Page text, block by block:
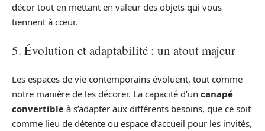
décor tout en mettant en valeur des objets qui vous
tiennent à cœur.
5. Évolution et adaptabilité : un atout majeur
Les espaces de vie contemporains évoluent, tout comme
notre manière de les décorer. La capacité d’un canapé
convertible à s’adapter aux différents besoins, que ce soit
comme lieu de détente ou espace d’accueil pour les invités,